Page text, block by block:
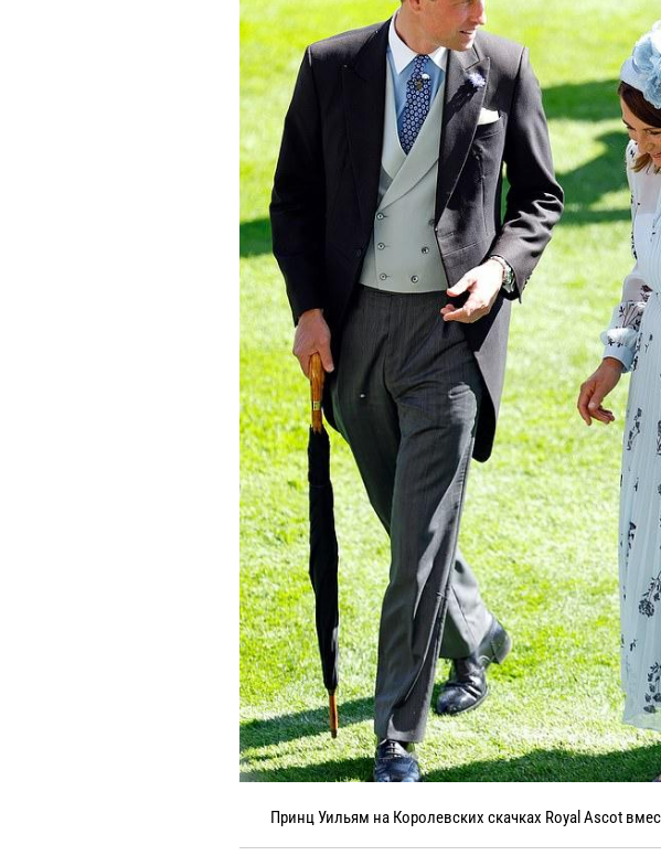
Принц Уильям на Королевских скачках Royal Ascot